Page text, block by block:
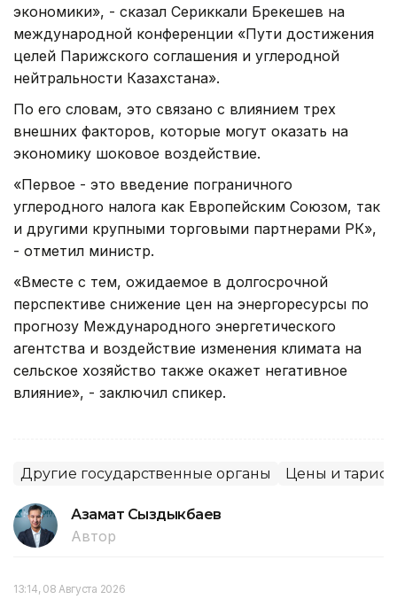
экономики», - сказал Сериккали Брекешев на
международной конференции «Пути достижения
целей Парижского соглашения и углеродной
нейтральности Казахстана».
По его словам, это связано с влиянием трех
внешних факторов, которые могут оказать на
экономику шоковое воздействие.
«Первое - это введение пограничного
углеродного налога как Европейским Союзом, так
и другими крупными торговыми партнерами РК»,
- отметил министр.
«Вместе с тем, ожидаемое в долгосрочной
перспективе снижение цен на энергоресурсы по
прогнозу Международного энергетического
агентства и воздействие изменения климата на
сельское хозяйство также окажет негативное
влияние», - заключил спикер.
Другие государственные органы Цены и
Азамат Сыздыкбаев
Автор
13:14, 08 Августа 2026